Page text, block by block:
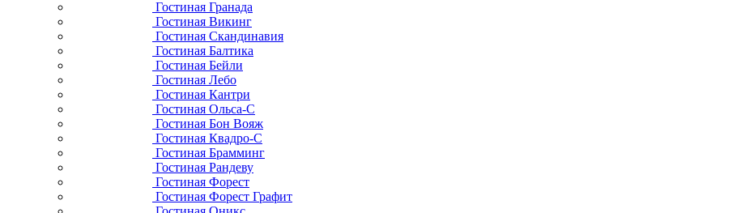
Гостиная Гранада
Гостиная Викинг
Гостиная Скандинавия
Гостиная Балтика
Гостиная Бейли
Гостиная Лебо
Гостиная Кантри
Гостиная Ольса-С
Гостиная Бон Вояж
Гостиная Квадро-С
Гостиная Брамминг
Гостиная Рандеву
Гостиная Форест
Гостиная Форест Графит